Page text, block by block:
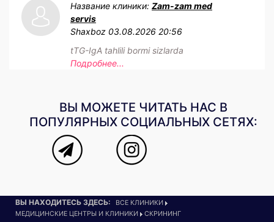
Название клиники: Zam-zam med
servis
Shaxboz 03.08.2026 20:56
tTG-IgA tahlili bormi sizlarda
Подробнее...
ВЫ МОЖЕТЕ ЧИТАТЬ НАС В
ПОПУЛЯРНЫХ СОЦИАЛЬНЫХ СЕТЯХ:
ВЫ НАХОДИТЕСЬ ЗДЕСЬ:
ВСЕ КЛИНИКИ
МЕДИЦИНСКИЕ ЦЕНТРЫ И КЛИНИКИ
СКРИНИНГ